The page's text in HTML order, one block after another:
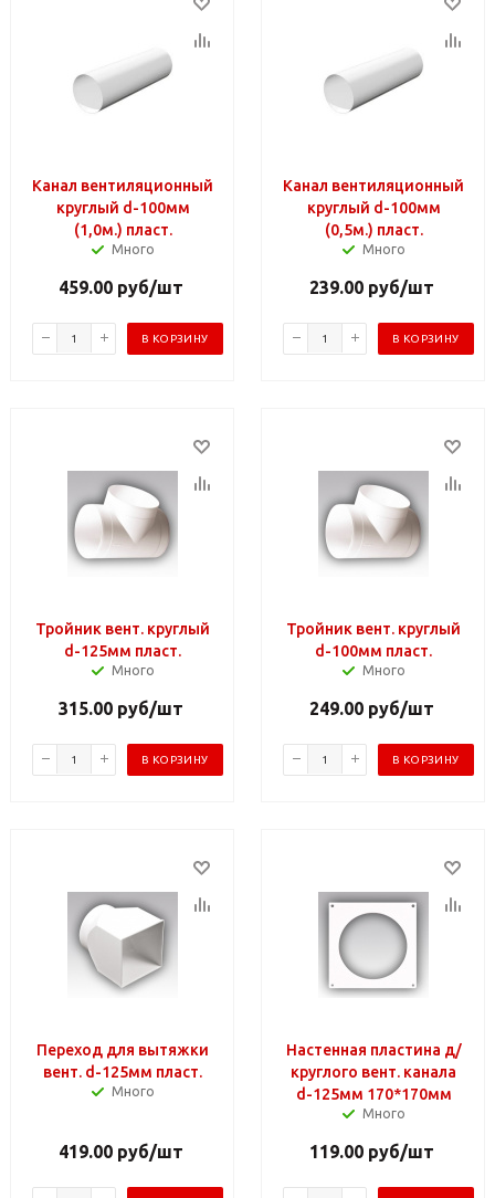
Канал вентиляционный
круглый d-100мм
(1,0м.) пласт.
Много
459.00руб/шт
В КОРЗИНУ
Канал вентиляционный
круглый d-100мм
(0,5м.) пласт.
Много
239.00руб/шт
В КОРЗИНУ
Тройник вент. круглый
d-125мм пласт.
Много
315.00руб/шт
В КОРЗИНУ
Тройник вент. круглый
d-100мм пласт.
Много
249.00руб/шт
В КОРЗИНУ
Переход для вытяжки
вент. d-125мм пласт.
Много
419.00руб/шт
Настенная пластина д/
круглого вент. канала
d-125мм 170*170мм
Много
119.00руб/шт